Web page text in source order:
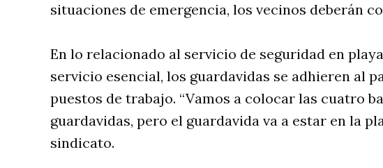
situaciones de emergencia, los vecinos deberán
En lo relacionado al servicio de seguridad en
servicio esencial, los guardavidas se adhieren al
puestos de trabajo. “Vamos a colocar las cuatro
guardavidas, pero el guardavida va a estar en la
sindicato.